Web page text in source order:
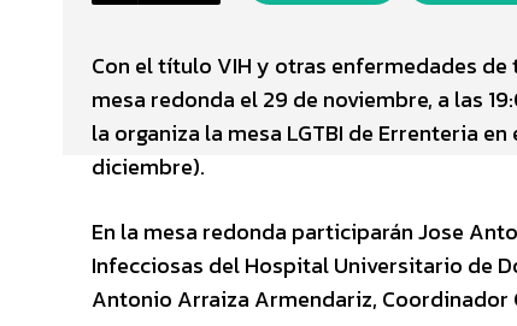
Con el título VIH y otras enfermedades
mesa redonda el 29 de noviembre, a las
la organiza la mesa LGTBI de Errenteria
diciembre).
En la mesa redonda participarán Jose
Infecciosas del Hospital Universitario de
Antonio Arraiza Armendariz, Coordinador